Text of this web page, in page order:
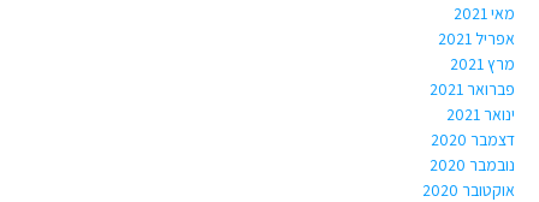
מאי 2021
אפריל 2021
מרץ 2021
פברואר 2021
ינואר 2021
דצמבר 2020
נובמבר 2020
אוקטובר 2020